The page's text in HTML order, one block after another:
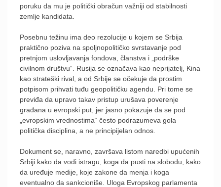
poruku da mu je politički obračun važniji od stabilnosti
zemlje kandidata.
Posebnu težinu ima deo rezolucije u kojem se Srbija
praktično poziva na spoljnopolitičko svrstavanje pod
pretnjom uslovljavanja fondova, članstva i „podrške
civilnom društvu“. Rusija se označava kao neprijatelj, Kina
kao strateški rival, a od Srbije se očekuje da prostim
potpisom prihvati tuđu geopolitičku agendu. Pri tome se
previđa da upravo takav pristup urušava poverenje
građana u evropski put, jer jasno pokazuje da se pod
„evropskim vrednostima“ često podrazumeva gola
politička disciplina, a ne principijelan odnos.
Dokument se, naravno, završava listom naredbi upućenih
Srbiji kako da vodi istragu, koga da pusti na slobodu, kako
da uređuje medije, koje zakone da menja i koga
eventualno da sankcioniše. Uloga Evropskog parlamenta